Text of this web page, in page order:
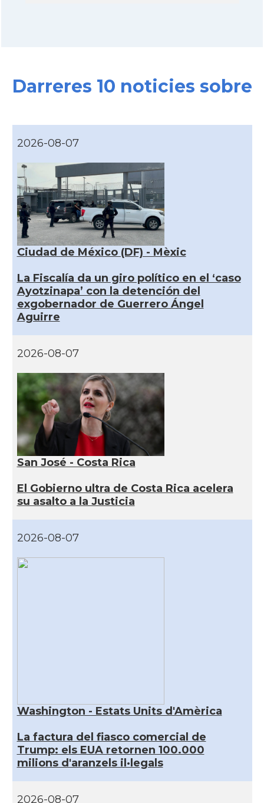
Darreres 10 noticies sobre
2026-08-07
Ciudad de México (DF) - Mèxic
La Fiscalía da un giro político en el ‘caso
Ayotzinapa’ con la detención del
exgobernador de Guerrero Ángel
Aguirre
2026-08-07
San José - Costa Rica
El Gobierno ultra de Costa Rica acelera
su asalto a la Justicia
2026-08-07
Washington - Estats Units d'Amèrica
La factura del fiasco comercial de
Trump: els EUA retornen 100.000
milions d'aranzels il·legals
2026-08-07